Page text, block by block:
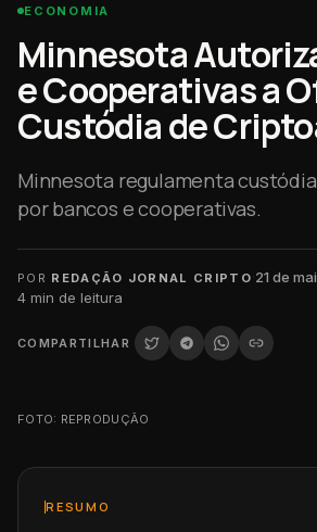
ECONOMIA
Minnesota
e Cooperativas a
Custódia de
Minnesota regulamenta
por bancos e cooperativas.
POR REDAÇÃO JORNAL CRIPTO·21 de
4 min de leitura
COMPARTILHAR
FOTO: REPRODUÇÃO
RESUMO